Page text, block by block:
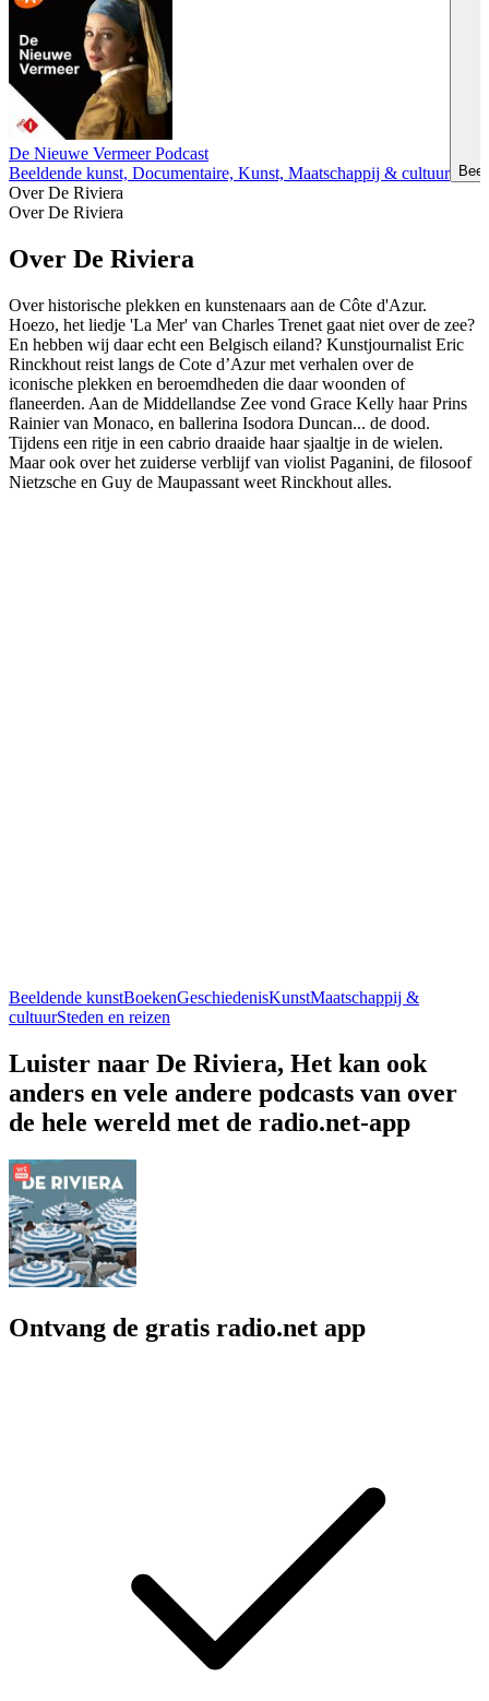
De Nieuwe Vermeer Podcast
Beeldende kunst, Documentaire, Kunst, Maatschappij & cultuur
Over De Riviera
Over De Riviera
Over De Riviera
Over historische plekken en kunstenaars aan de Côte d'Azur.
Hoezo, het liedje 'La Mer' van Charles Trenet gaat niet over de zee?
En hebben wij daar echt een Belgisch eiland? Kunstjournalist Eric
Rinckhout reist langs de Cote d’Azur met verhalen over de
iconische plekken en beroemdheden die daar woonden of
flaneerden. Aan de Middellandse Zee vond Grace Kelly haar Prins
Rainier van Monaco, en ballerina Isodora Duncan... de dood.
Tijdens een ritje in een cabrio draaide haar sjaaltje in de wielen.
Maar ook over het zuiderse verblijf van violist Paganini, de filosoof
Nietzsche en Guy de Maupassant weet Rinckhout alles.
Beeldende kunstBoekenGeschiedenisKunstMaatschappij &
cultuurSteden en reizen
Luister naar De Riviera, Het kan ook
anders en vele andere podcasts van over
de hele wereld met de radio.net-app
Ontvang de gratis radio.net app